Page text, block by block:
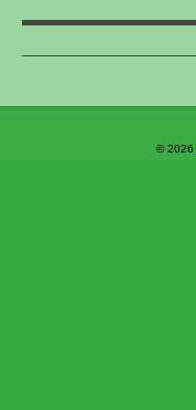
© 2026